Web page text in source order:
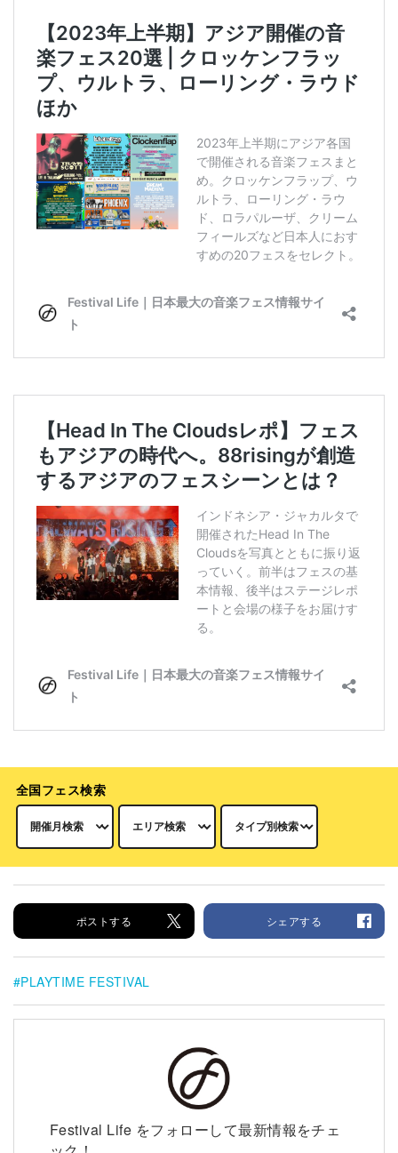
全国フェス検索
ポストする シェアする
PLAYTIME FESTIVAL
Festival Life をフォローして最新情報をチェ